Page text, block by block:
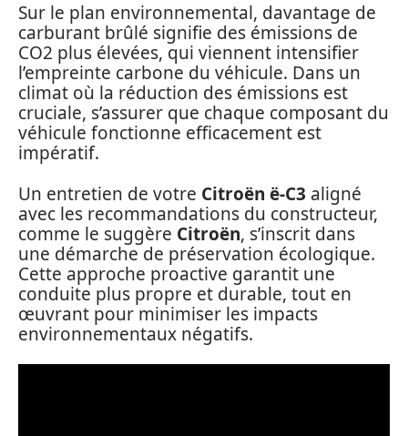
Sur le plan environnemental, davantage de
carburant brûlé signifie des émissions de
CO2 plus élevées, qui viennent intensifier
l’empreinte carbone du véhicule. Dans un
climat où la réduction des émissions est
cruciale, s’assurer que chaque composant du
véhicule fonctionne efficacement est
impératif.
Un entretien de votre Citroën ë-C3 aligné
avec les recommandations du constructeur,
comme le suggère Citroën, s’inscrit dans
une démarche de préservation écologique.
Cette approche proactive garantit une
conduite plus propre et durable, tout en
œuvrant pour minimiser les impacts
environnementaux négatifs.